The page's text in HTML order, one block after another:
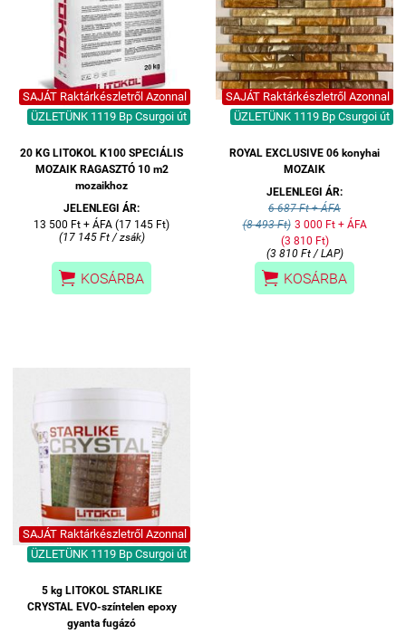
SAJÁT Raktárkészletről Azonnal
ÜZLETÜNK 1119 Bp Csurgoi út
20 KG LITOKOL K100 SPECIÁLIS
MOZAIK RAGASZTÓ 10 m2
mozaikhoz
JELENLEGI ÁR:
13 500 Ft + ÁFA (17 145 Ft)
(17 145 Ft / zsák)
 KOSÁRBA
SAJÁT Raktárkészletről Azonnal
ÜZLETÜNK 1119 Bp Csurgoi út
ROYAL EXCLUSIVE 06 konyhai
MOZAIK
JELENLEGI ÁR:
6 687 Ft + ÁFA
(8 493 Ft) 3 000 Ft + ÁFA
(3 810 Ft)
(3 810 Ft / LAP)
 KOSÁRBA
SAJÁT Raktárkészletről Azonnal
ÜZLETÜNK 1119 Bp Csurgoi út
5 kg LITOKOL STARLIKE
CRYSTAL EVO-színtelen epoxy
gyanta fugázó